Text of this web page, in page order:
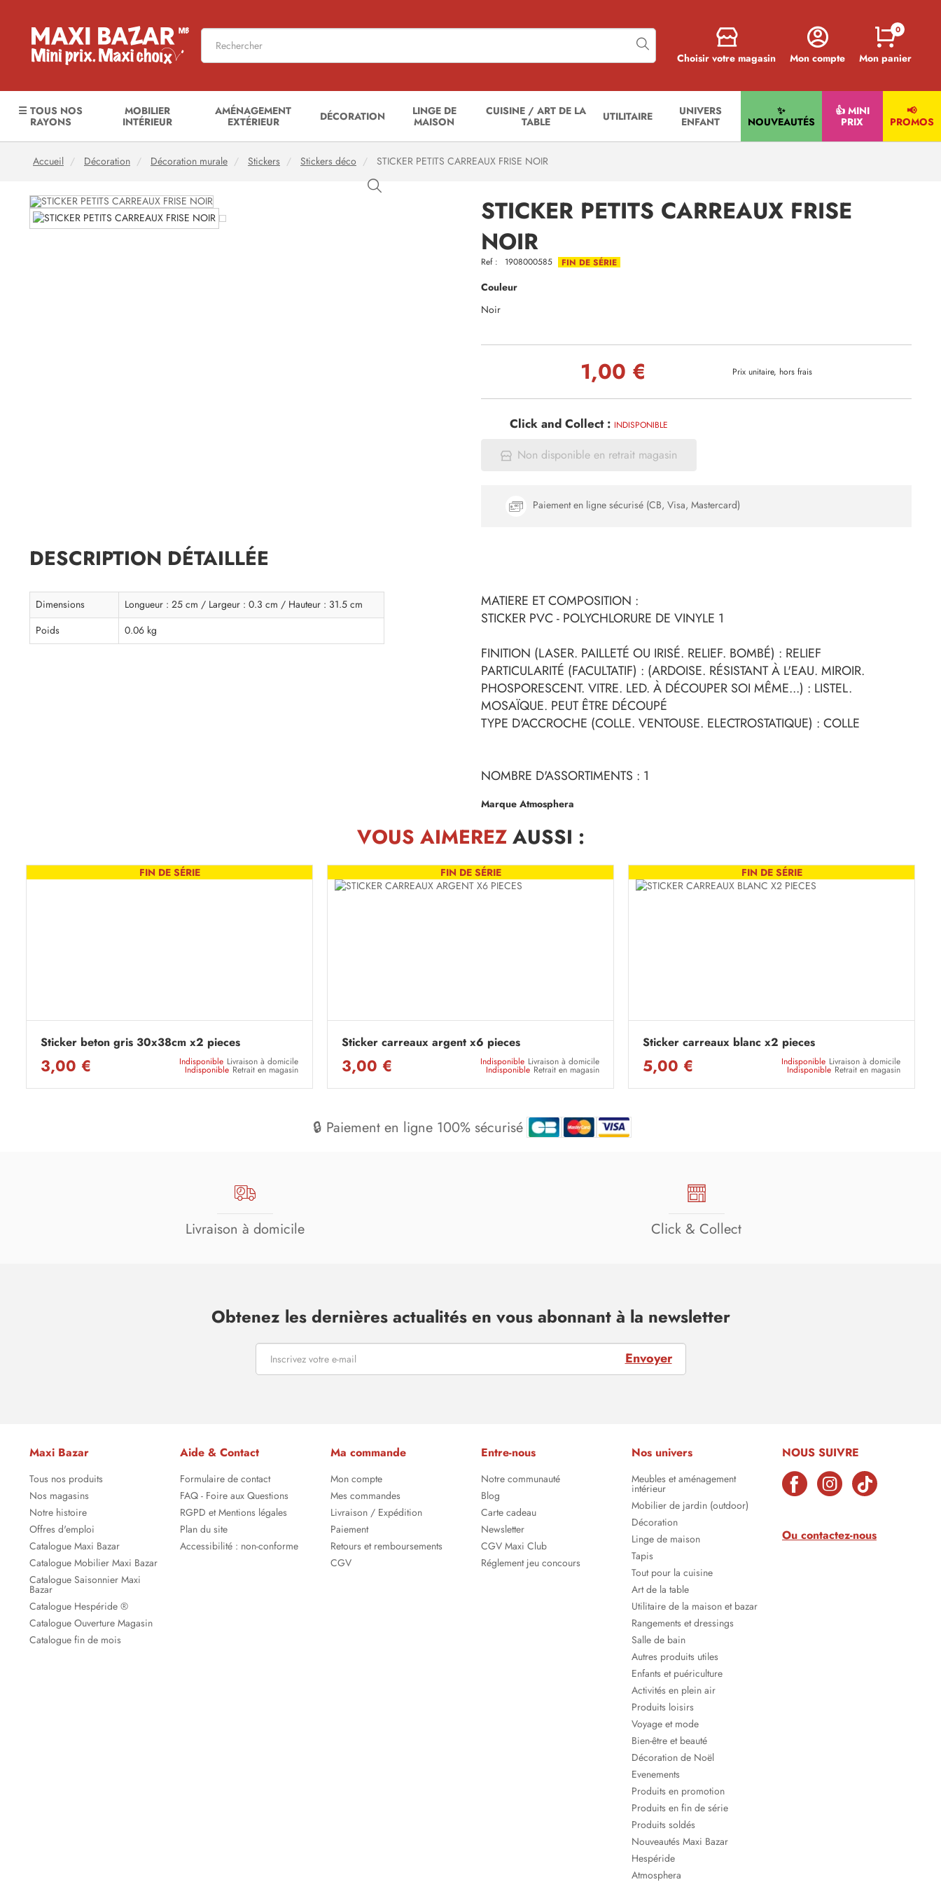
Choisir votre magasin Mon compte Mon panier
0
☰ TOUS NOS
RAYONS
MOBILIER
INTÉRIEUR
AMÉNAGEMENT
EXTÉRIEUR
DÉCORATION
LINGE DE
MAISON
CUISINE / ART DE LA
TABLE
UTILITAIRE
UNIVERS
ENFANT
✨
NOUVEAUTÉS
👍 MINI
PRIX
📢
PROMOS
Accueil Décoration Décoration murale Stickers Stickers déco STICKER PETITS CARREAUX FRISE NOIR
STICKER PETITS CARREAUX FRISE
NOIR
Ref : 1908000585 FIN DE SÉRIE
Couleur
Noir
1,00 € Prix unitaire, hors frais
Click and Collect : INDISPONIBLE
Non disponible en retrait magasin
Paiement en ligne sécurisé (CB, Visa, Mastercard)
DESCRIPTION DÉTAILLÉE
Dimensions
Longueur : 25 cm / Largeur : 0.3 cm / Hauteur : 31.5 cm
Poids
0.06 kg
MATIERE ET COMPOSITION :
STICKER PVC - POLYCHLORURE DE VINYLE 1
FINITION (LASER. PAILLETÉ OU IRISÉ. RELIEF. BOMBÉ) : RELIEF
PARTICULARITÉ (FACULTATIF) : (ARDOISE. RÉSISTANT À L'EAU. MIROIR.
PHOSPORESCENT. VITRE. LED. À DÉCOUPER SOI MÊME...) : LISTEL.
MOSAÏQUE. PEUT ÊTRE DÉCOUPÉ
TYPE D'ACCROCHE (COLLE. VENTOUSE. ELECTROSTATIQUE) : COLLE
NOMBRE D'ASSORTIMENTS : 1
Marque Atmosphera
VOUS AIMEREZAUSSI :
FIN DE SÉRIE
Sticker beton gris 30x38cm x2 pieces
3,00 € Indisponible Livraison à domicile
Indisponible Retrait en magasin
FIN DE SÉRIE
Sticker carreaux argent x6 pieces
3,00 € Indisponible Livraison à domicile
Indisponible Retrait en magasin
FIN DE SÉRIE
Sticker carreaux blanc x2 pieces
5,00 € Indisponible Livraison à domicile
Indisponible Retrait en magasin
🔒 Paiement en ligne 100% sécurisé
Livraison à domicile Click & Collect
Obtenez les dernières actualités en vous abonnant à la newsletter
Envoyer
Maxi Bazar
Tous nos produits
Nos magasins
Notre histoire
Offres d'emploi
Catalogue Maxi Bazar
Catalogue Mobilier Maxi Bazar
Catalogue Saisonnier Maxi
Bazar
Catalogue Hespéride ®
Catalogue Ouverture Magasin
Catalogue fin de mois
Aide & Contact
Formulaire de contact
FAQ - Foire aux Questions
RGPD et Mentions légales
Plan du site
Accessibilité : non-conforme
Ma commande
Mon compte
Mes commandes
Livraison / Expédition
Paiement
Retours et remboursements
CGV
Entre-nous
Notre communauté
Blog
Carte cadeau
Newsletter
CGV Maxi Club
Réglement jeu concours
Nos univers
Meubles et aménagement
intérieur
Mobilier de jardin (outdoor)
Décoration
Linge de maison
Tapis
Tout pour la cuisine
Art de la table
Utilitaire de la maison et bazar
Rangements et dressings
Salle de bain
Autres produits utiles
Enfants et puériculture
Activités en plein air
Produits loisirs
Voyage et mode
Bien-être et beauté
Décoration de Noël
Evenements
Produits en promotion
Produits en fin de série
Produits soldés
Nouveautés Maxi Bazar
Hespéride
Atmosphera
NOUS SUIVRE
Ou contactez-nous